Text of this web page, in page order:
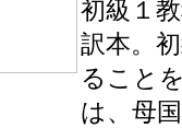
初級１
訳本。
ること
は、母